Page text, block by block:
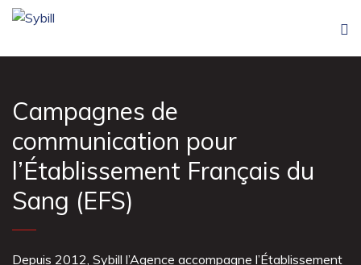
Campagnes de
communication pour
l’Établissement Français du
Sang (EFS)
Depuis 2012, Sybill l’Agence accompagne l’Établissement